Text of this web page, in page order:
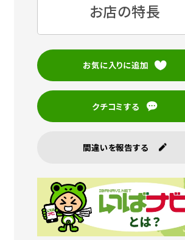
お店の特長
お気に入りに追加
クチコミする
間違いを報告する